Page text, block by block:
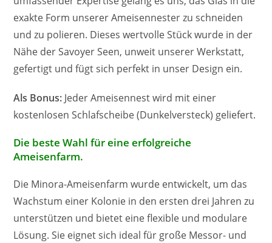
exakte Form unserer Ameisennester zu schneiden
und zu polieren. Dieses wertvolle Stück wurde in der
Nähe der Savoyer Seen, unweit unserer Werkstatt,
gefertigt und fügt sich perfekt in unser Design ein.
Als Bonus: Jeder Ameisennest wird mit einer
kostenlosen Schlafscheibe (Dunkelversteck) geliefert.
Die beste Wahl für eine erfolgreiche
Ameisenfarm.
Die Minora-Ameisenfarm wurde entwickelt, um das
Wachstum einer Kolonie in den ersten drei Jahren zu
unterstützen und bietet eine flexible und modulare
Lösung. Sie eignet sich ideal für große Messor- und